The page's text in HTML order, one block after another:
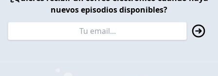
nuevos episodios disponibles?